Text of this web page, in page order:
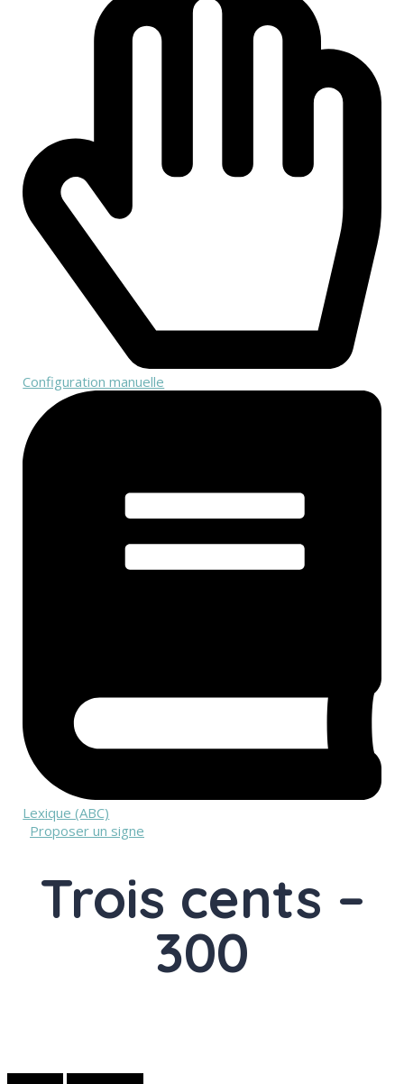
Configuration manuelle
Lexique (ABC)
Proposer un signe
Trois cents –
300